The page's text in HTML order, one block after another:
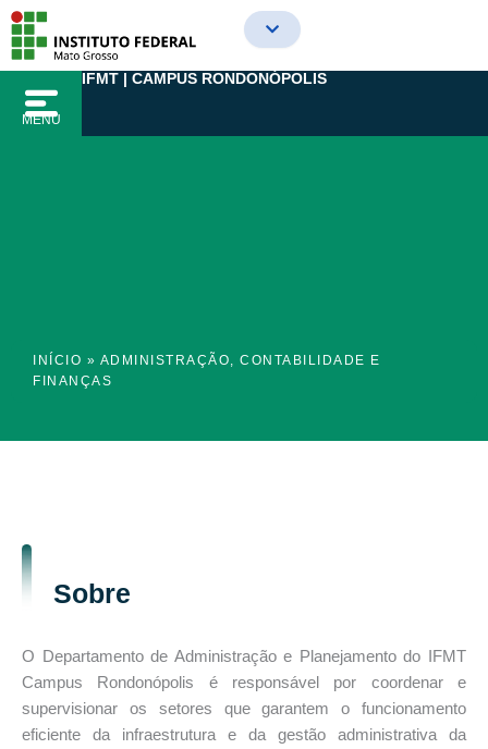
para
conteúdo
MENU
IFMT | CAMPUS RONDONÓPOLIS
INÍCIO » ADMINISTRAÇÃO, CONTABILIDADE E
FINANÇAS
Sobre
O Departamento de Administração e Planejamento do IFMT
Campus Rondonópolis é responsável por coordenar e
supervisionar os setores que garantem o funcionamento
eficiente da infraestrutura e da gestão administrativa da